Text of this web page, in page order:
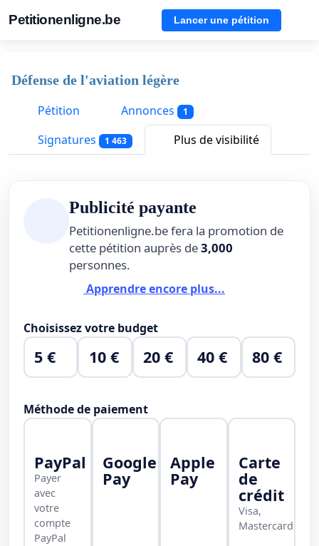
Petitionenligne.be Lancer une pétition
Défense de l'aviation légère
Pétition
Annonces 1
Signatures 1 463 Plus de visibilité
Publicité payante
Petitionenligne.be fera la promotion de
cette pétition auprès de3,000
personnes.
Apprendre encore plus...
Choisissez votre budget
5 € 10 € 20 € 40 € 80 €
Méthode de paiement
PayPal
Payer
avec
votre
compte
PayPal
Google
Pay
Apple
Pay
Carte
de
crédit
Visa,
Mastercard